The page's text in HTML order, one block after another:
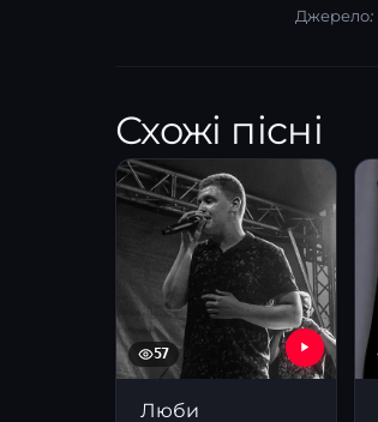
Джерело:
Схожі пісні
57
Люби